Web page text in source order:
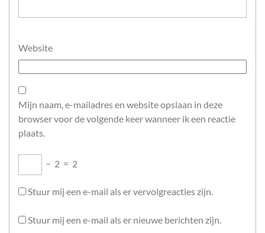
Website
Mijn naam, e-mailadres en website opslaan in deze
browser voor de volgende keer wanneer ik een reactie
plaats.
− 2 = 2
Stuur mij een e-mail als er vervolgreacties zijn.
Stuur mij een e-mail als er nieuwe berichten zijn.